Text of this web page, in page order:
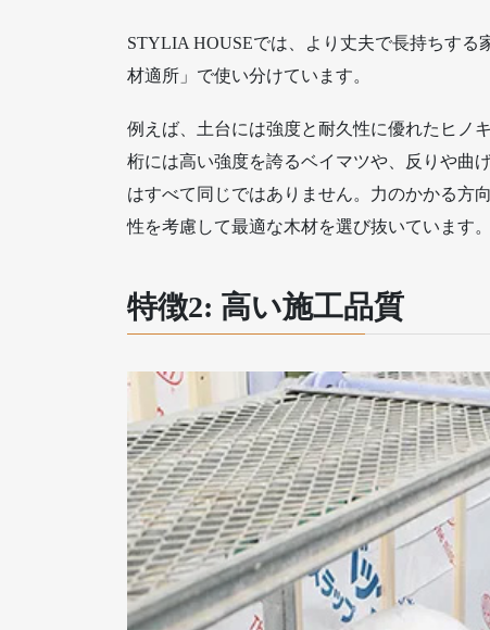
STYLIA HOUSEでは、より丈夫で長持ちす
材適所」で使い分けています。
例えば、土台には強度と耐久性に優れたヒノ
桁には高い強度を誇るベイマツや、反りや曲
はすべて同じではありません。力のかかる方
性を考慮して最適な木材を選び抜いています。
特徴2: 高い施工品質